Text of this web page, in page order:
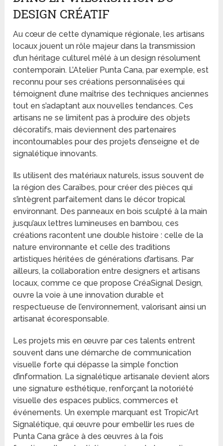
DESIGN CRÉATIF
Au cœur de cette dynamique régionale, les artisans
locaux jouent un rôle majeur dans la transmission
d’un héritage culturel mêlé à un design résolument
contemporain. L’Atelier Punta Cana, par exemple, est
reconnu pour ses créations personnalisées qui
témoignent d’une maîtrise des techniques anciennes
tout en s’adaptant aux nouvelles tendances. Ces
artisans ne se limitent pas à produire des objets
décoratifs, mais deviennent des partenaires
incontournables pour des projets d’enseigne et de
signalétique innovants.
Ils utilisent des matériaux naturels, issus souvent de
la région des Caraïbes, pour créer des pièces qui
s’intègrent parfaitement dans le décor tropical
environnant. Des panneaux en bois sculpté à la main
jusqu’aux lettres lumineuses en bambou, ces
créations racontent une double histoire : celle de la
nature environnante et celle des traditions
artistiques héritées de générations d’artisans. Par
ailleurs, la collaboration entre designers et artisans
locaux, comme ce que propose CréaSignal Design,
ouvre la voie à une innovation durable et
respectueuse de l’environnement, valorisant ainsi un
artisanat écoresponsable.
Les projets mis en œuvre par ces talents entrent
souvent dans une démarche de communication
visuelle forte qui dépasse la simple fonction
d’information. La signalétique artisanale devient alors
une signature esthétique, renforçant la notoriété
visuelle des espaces publics, commerces et
événements. Un exemple marquant est Tropic’Art
Signalétique, qui œuvre pour embellir les rues de
Punta Cana grâce à des œuvres à la fois